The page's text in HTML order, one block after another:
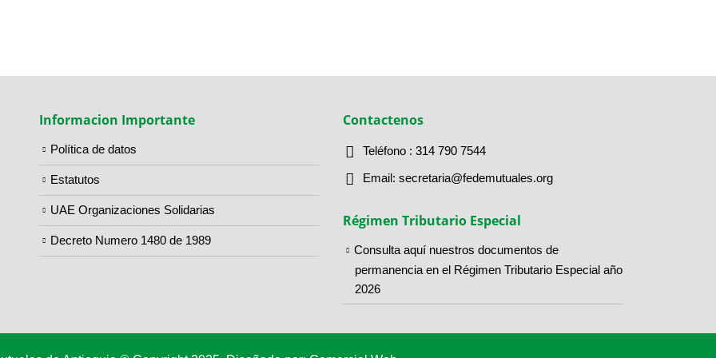
Informacion Importante
Política de datos
Estatutos
UAE Organizaciones Solidarias
Decreto Numero 1480 de 1989
Contactenos
Teléfono : 314 790 7544
Email: secretaria@fedemutuales.org
Régimen Tributario Especial
Consulta aquí nuestros documentos de
permanencia en el Régimen Tributario Especial año
2026